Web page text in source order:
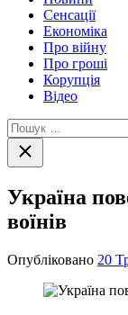
Сенсації
Економіка
Про війну
Про гроші
Корупція
Відео
Пошук:
Закрити
пошук
Україна
воїнів
Опубліковано 20